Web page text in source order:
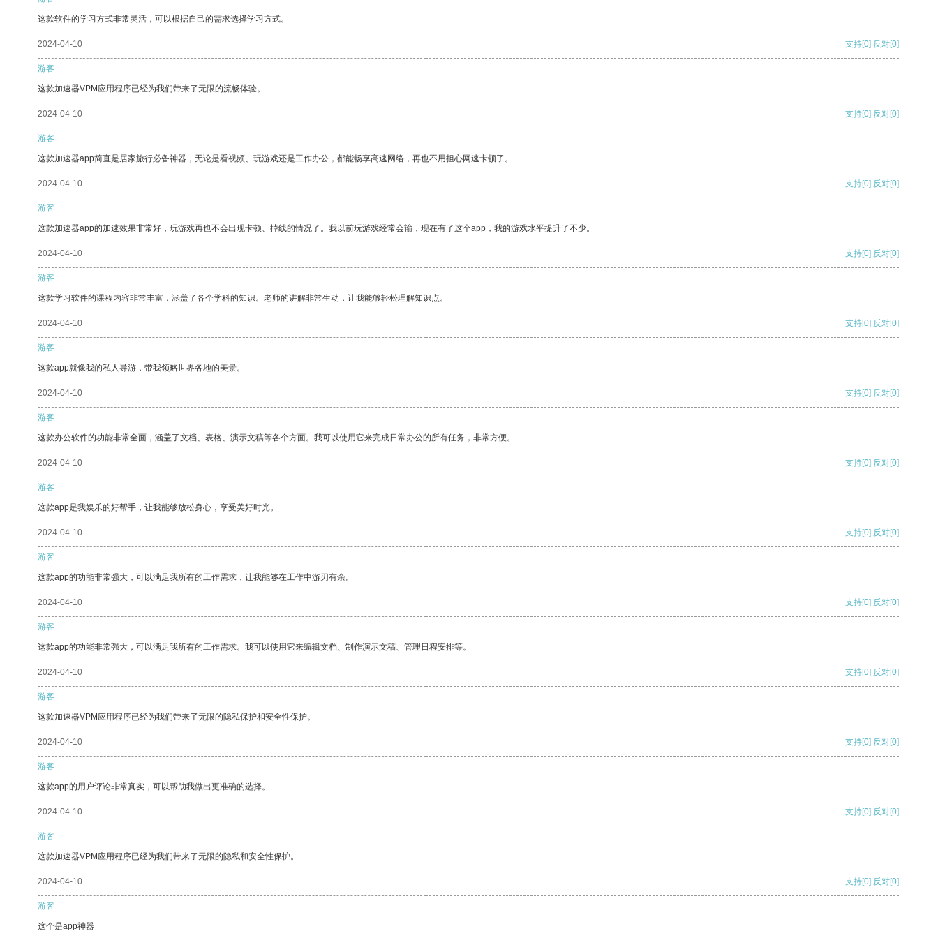
这款软件的学习方式非常灵活，可以根据自己的需求选择学习方式。
2024-04-10 支持[0] 反对[0]
游客
这款加速器VPM应用程序已经为我们带来了无限的流畅体验。
2024-04-10 支持[0] 反对[0]
游客
这款加速器app简直是居家旅行必备神器，无论是看视频、玩游戏还是工作办公，都能畅享高速网络，再也不用担心网速卡顿了。
2024-04-10 支持[0] 反对[0]
游客
这款加速器app的加速效果非常好，玩游戏再也不会出现卡顿、掉线的情况了。我以前玩游戏经常会输，现在有了这个app，我的游戏水平提升了不少。
2024-04-10 支持[0] 反对[0]
游客
这款学习软件的课程内容非常丰富，涵盖了各个学科的知识。老师的讲解非常生动，让我能够轻松理解知识点。
2024-04-10 支持[0] 反对[0]
游客
这款app就像我的私人导游，带我领略世界各地的美景。
2024-04-10 支持[0] 反对[0]
游客
这款办公软件的功能非常全面，涵盖了文档、表格、演示文稿等各个方面。我可以使用它来完成日常办公的所有任务，非常方便。
2024-04-10 支持[0] 反对[0]
游客
这款app是我娱乐的好帮手，让我能够放松身心，享受美好时光。
2024-04-10 支持[0] 反对[0]
游客
这款app的功能非常强大，可以满足我所有的工作需求，让我能够在工作中游刃有余。
2024-04-10 支持[0] 反对[0]
游客
这款app的功能非常强大，可以满足我所有的工作需求。我可以使用它来编辑文档、制作演示文稿、管理日程安排等。
2024-04-10 支持[0] 反对[0]
游客
这款加速器VPM应用程序已经为我们带来了无限的隐私保护和安全性保护。
2024-04-10 支持[0] 反对[0]
游客
这款app的用户评论非常真实，可以帮助我做出更准确的选择。
2024-04-10 支持[0] 反对[0]
游客
这款加速器VPM应用程序已经为我们带来了无限的隐私和安全性保护。
2024-04-10 支持[0] 反对[0]
游客
这个是app神器